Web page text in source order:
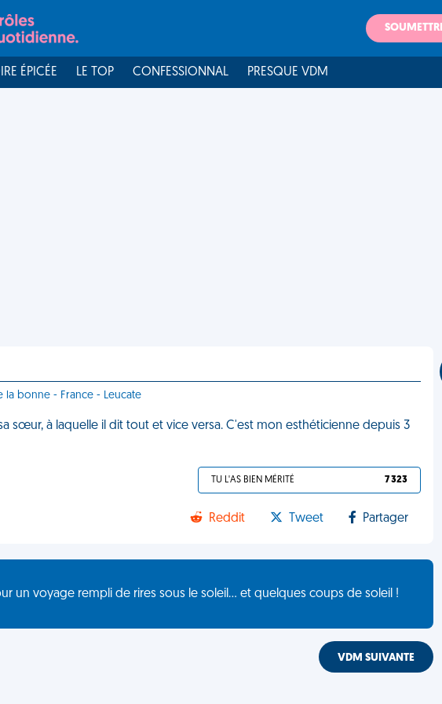
ÉPICÉE LE TOP CONFESSIONNAL PRESQUE VDM
la bonne - France - Leucate
sœur, à laquelle il dit tout et vice versa. C'est mon esthéticienne depuis 3
TU L'AS BIEN MÉRITÉ 7 323
Reddit Tweet Partager
un voyage rempli de rires sous le soleil... et quelques coups de soleil !
VDM SUIVANTE